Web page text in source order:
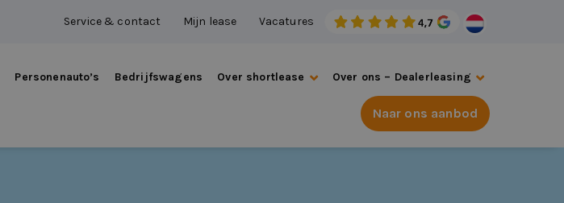
Service & contact Mijn lease Vacatures
Personenauto’s Bedrijfswagens Over shortlease Over ons – Dealerleasing
Naar ons aanbod